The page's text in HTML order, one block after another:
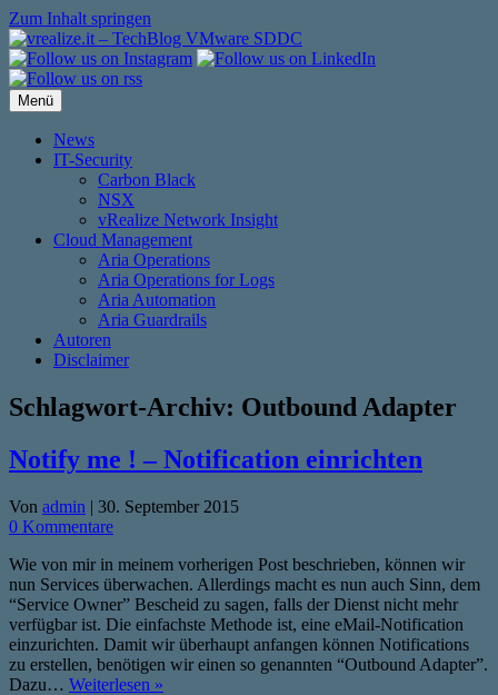
Zum Inhalt springen
Menü
News
IT-Security
Carbon Black
NSX
vRealize Network Insight
Cloud Management
Aria Operations
Aria Operations for Logs
Aria Automation
Aria Guardrails
Autoren
Disclaimer
Schlagwort-Archiv: Outbound Adapter
Notify me ! – Notification einrichten
Von admin | 30. September 2015
0 Kommentare
Wie von mir in meinem vorherigen Post beschrieben, können wir
nun Services überwachen. Allerdings macht es nun auch Sinn, dem
“Service Owner” Bescheid zu sagen, falls der Dienst nicht mehr
verfügbar ist. Die einfachste Methode ist, eine eMail-Notification
einzurichten. Damit wir überhaupt anfangen können Notifications
zu erstellen, benötigen wir einen so genannten “Outbound Adapter”.
Dazu… Weiterlesen »